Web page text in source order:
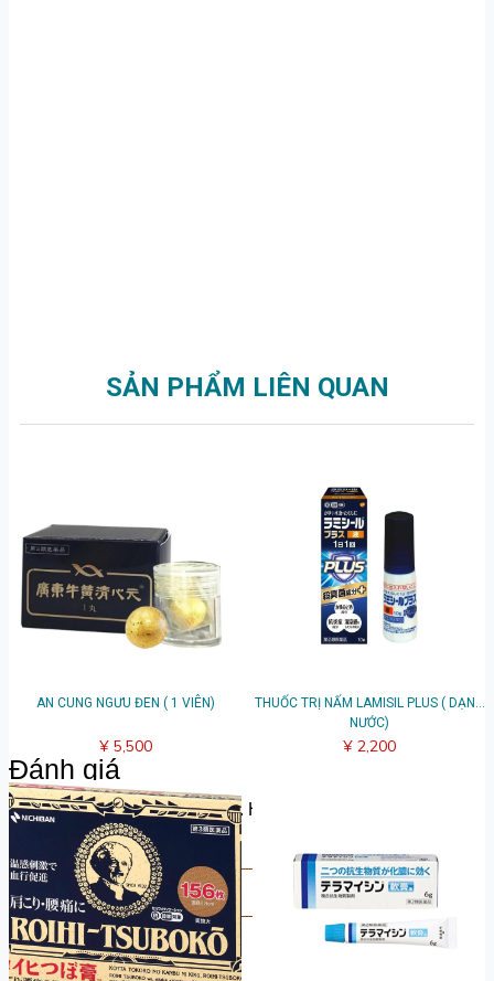
Đánh giá
Hãy chia sẻ suy nghĩ của bạn. Hãy là người đầu tiên để lại
bài đánh giá.
Viết đánh giá
AN CUNG NGƯU ĐEN ( 1 VIÊN)
¥ 5,500
THUỐC TRỊ NẤM LAMISIL PLUS ( DẠNG
NƯỚC)
¥ 2,200
SẢN PHẨM LIÊN QUAN